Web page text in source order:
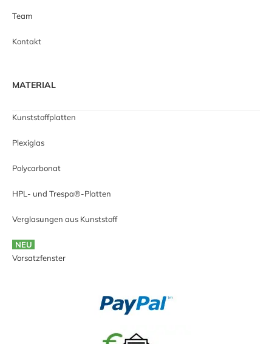
Team
Kontakt
MATERIAL
Kunststoffplatten
Plexiglas
Polycarbonat
HPL- und Trespa®-Platten
Verglasungen aus Kunststoff
NEU
Vorsatzfenster